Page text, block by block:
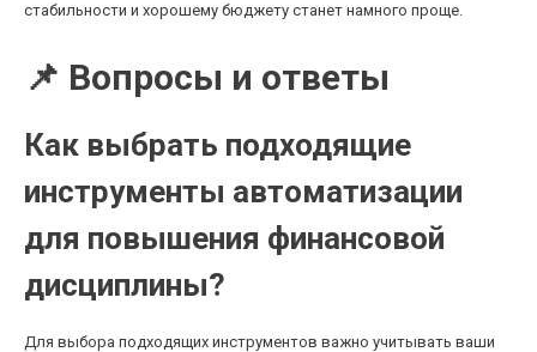
стабильности и хорошему бюджету станет намного проще.
📌 Вопросы и ответы
Как выбрать подходящие
инструменты автоматизации
для повышения финансовой
дисциплины?
Для выбора подходящих инструментов важно учитывать ваши